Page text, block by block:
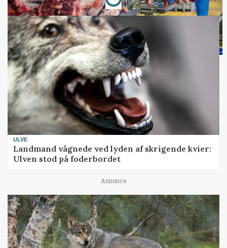
ULVE
Landmand vågnede ved lyden af skrigende kvier:
Ulven stod på foderbordet
Annonce